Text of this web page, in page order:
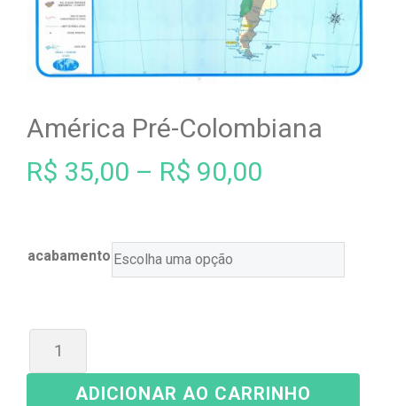
América Pré-Colombiana
R$ 35,00 – R$ 90,00
acabamento
ADICIONAR AO CARRINHO